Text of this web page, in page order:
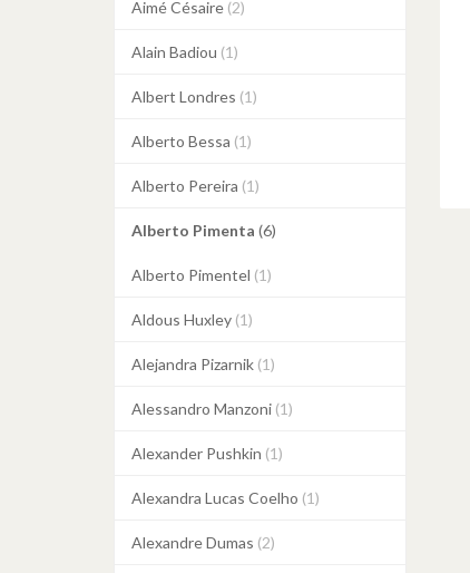
Aimé Césaire (2)
Alain Badiou (1)
Albert Londres (1)
Alberto Bessa (1)
Alberto Pereira (1)
Alberto Pimenta (6)
Alberto Pimentel (1)
Aldous Huxley (1)
Alejandra Pizarnik (1)
Alessandro Manzoni (1)
Alexander Pushkin (1)
Alexandra Lucas Coelho (1)
Alexandre Dumas (2)